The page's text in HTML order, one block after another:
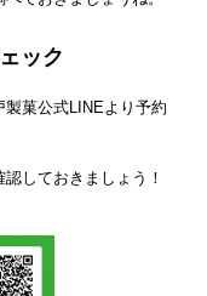
ック
菓公式LINEより予約
しておきましょう！